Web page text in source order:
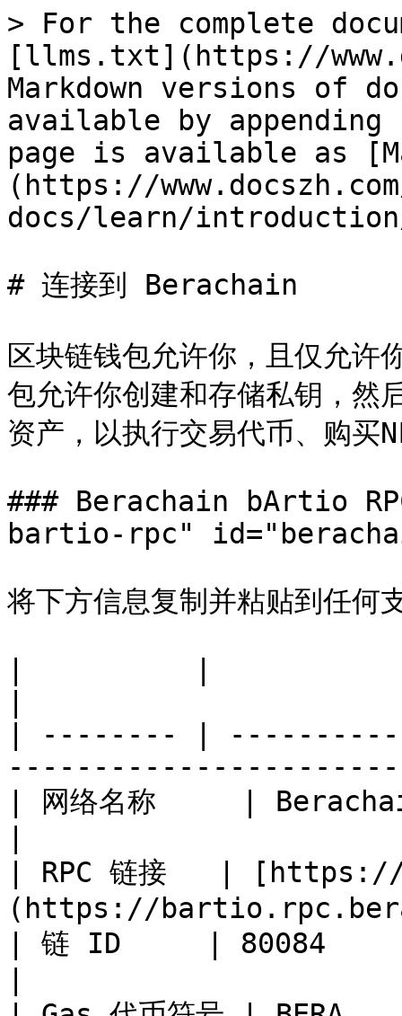
> For the complete
[llms.txt](https://
Markdown versions of
available by
page is available as
(https://
docs/learn/
# 连接到 Berachain
区块链钱包允许你，且仅允
包允许你创建和存储私钥，然
资产，以执行交易代币、购买
### Berachain bArtio
bartio-rpc"
将下方信息复制并粘贴到任何
| -------- |
| 网络名称     |
| RPC 链接   |
(https://
| 链 ID     | 80084